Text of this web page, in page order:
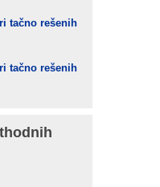
tačno rešenih
tačno rešenih